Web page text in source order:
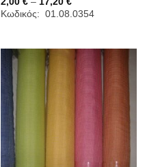
range:
2,00 €
Κωδικός: 01.08.0354